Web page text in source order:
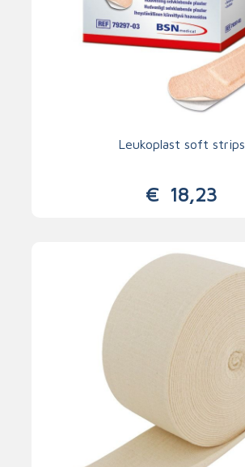
Leukoplast soft strips
€18,23